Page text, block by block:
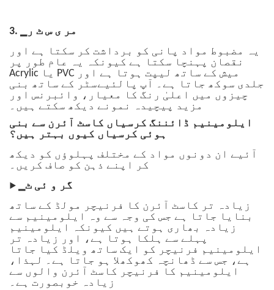
3. ▁مر ی س ٹ ر
یہ مضبوط مواد پانی کو برداشت کر سکتا ہے اور
نقصان پہنچا سکتا ہے کیونکہ یہ عام طور پر
Acrylic یا PVC میش کے ساتھ لیپت ہوتا ہے اور
جلدی سوکھ جاتا ہے۔ آپ پالئیےسٹر کے ساتھ بنی
چیزوں میں اعلیٰ رنگ کا معیار، وائبرنس اور
مزید پیچیدہ نمونے دیکھ سکتے ہیں۔
ایلومینیم ڈائننگ کرسیاں کاسٹ آئرن سے بنی
ہوئی کرسیاں کیوں بہتر ہیں؟
آئیے ان دونوں مواد کے مختلف پہلوؤں کو دیکھ
کر اپنے ذہن کو صاف کریں۔
▶
▁گر و ئی ٹ
زیادہ تر کاسٹ آئرن کا فرنیچر مولڈ کے ساتھ
بنایا جاتا ہے جس کی وجہ سے وہ ایلومینیم سے
زیادہ بھاری ہوتے ہیں کیونکہ ایلومینیم
پہلے سے ہلکا ہوتا ہے، اور زیادہ تر
ایلومینیم فرنیچر کو ایک ساتھ ویلڈ کیا جاتا
ہے، جس سے ڈھانچہ کھوکھلا ہو جاتا ہے۔ لہذا،
ایلومینیم کا فرنیچر کاسٹ آئرن والوں سے
زیادہ خوبصورت ہے۔